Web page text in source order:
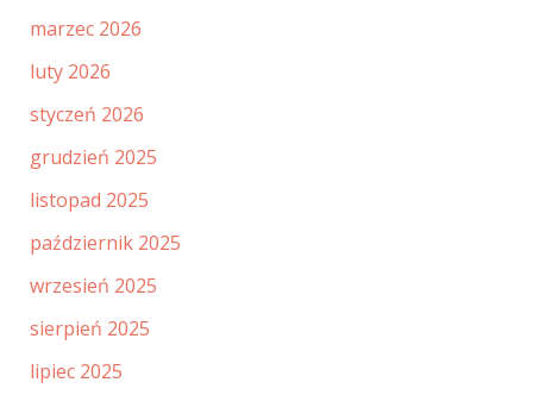
marzec 2026
luty 2026
styczeń 2026
grudzień 2025
listopad 2025
październik 2025
wrzesień 2025
sierpień 2025
lipiec 2025